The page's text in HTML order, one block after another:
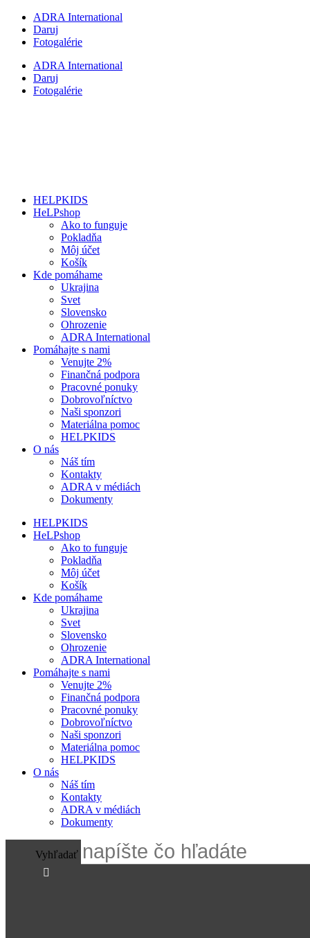
Preskočiť
obsah
ADRA International
Daruj
Fotogalérie
ADRA International
Daruj
Fotogalérie
HELPKIDS
HeLPshop
Ako to funguje
Pokladňa
Môj účet
Košík
Kde pomáhame
Ukrajina
Svet
Slovensko
Ohrozenie
ADRA International
Pomáhajte s nami
Venujte 2%
Finančná podpora
Pracovné ponuky
Dobrovoľníctvo
Naši sponzori
Materiálna pomoc
HELPKIDS
O nás
Náš tím
Kontakty
ADRA v médiách
Dokumenty
HELPKIDS
HeLPshop
Ako to funguje
Pokladňa
Môj účet
Košík
Kde pomáhame
Ukrajina
Svet
Slovensko
Ohrozenie
ADRA International
Pomáhajte s nami
Venujte 2%
Finančná podpora
Pracovné ponuky
Dobrovoľníctvo
Naši sponzori
Materiálna pomoc
HELPKIDS
O nás
Náš tím
Kontakty
ADRA v médiách
Dokumenty
Vyhľadať